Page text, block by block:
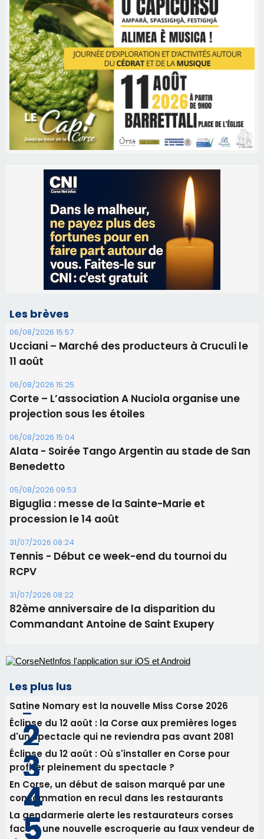
Les brèves
06/08/2026 15:57
Ucciani – Marché des producteurs à Cruculi le
06/08/2026 15:25
Corte – L’association A Nuciola organise une
06/08/2026 15:04
Alata - Soirée Tango Argentin au stade de San
Benedetto
05/08/2026 09:53
Biguglia : messe de la Sainte-Marie et
procession le 14 août
31/07/2026 08:24
Tennis - Début ce week-end du tournoi du
RCPV
31/07/2026 08:22
82ème anniversaire de la disparition du
Commandant Antoine de Saint Exupery
Les plus lus
Satine Nomary est la nouvelle Miss Corse 2026
Éclipse du 12 août : la Corse aux premières loges
d'un spectacle qui ne reviendra pas avant 2081
profiter pleinement du spectacle ?
consommation en recul dans les restaurants
La gendarmerie alerte les restaurateurs corses
face à une nouvelle escroquerie au faux vendeur de
vin
Newsletter
Inscrivez-vous à la newsletter de CNI et recevez par
email les infos les plus importantes et une sélection de
nos meilleurs articles